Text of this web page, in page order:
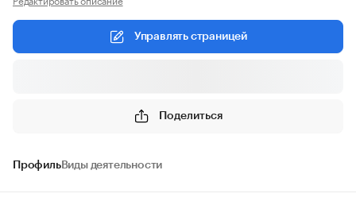
Управлять страницей
Поделиться
ПрофильВиды деятельности